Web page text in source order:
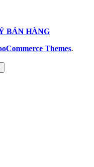
BÁN HÀNG
Themes.